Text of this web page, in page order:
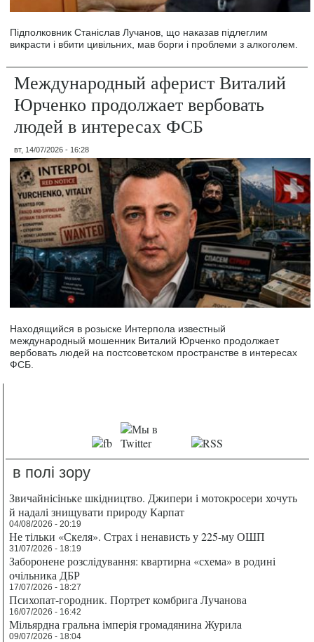
Підполковник Станіслав Лучанов, що наказав підлеглим
викрасти і вбити цивільних, мав борги і проблеми з алкоголем.
Международный аферист Виталий
Юрченко продолжает вербовать
людей в интересах ФСБ
вт, 14/07/2026 - 16:28
Находящийся в розыске Интерпола известный
международный мошенник Виталий Юрченко продолжает
вербовать людей на постсоветском пространстве в интересах
ФСБ.
в полі зору
Звичайнісіньке шкідництво. Джипери і мотокросери хочуть
й надалі знищувати природу Карпат
04/08/2026 - 20:19
Не тільки «Скеля». Страх і ненависть у 225-му ОШП
31/07/2026 - 18:19
Заборонене розслідування: квартирна «схема» в родині
очільника ДБР
17/07/2026 - 18:27
Психопат-городник. Портрет комбрига Лучанова
16/07/2026 - 16:42
Мільярдна гральна імперія громадянина Журила
09/07/2026 - 18:04